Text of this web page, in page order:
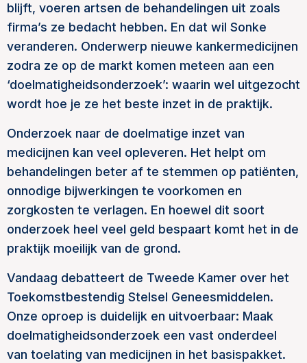
blijft, voeren artsen de behandelingen uit zoals
firma’s ze bedacht hebben. En dat wil Sonke
veranderen. Onderwerp nieuwe kankermedicijnen
zodra ze op de markt komen meteen aan een
‘doelmatigheidsonderzoek’: waarin wel uitgezocht
wordt hoe je ze het beste inzet in de praktijk.
Onderzoek naar de doelmatige inzet van
medicijnen kan veel opleveren. Het helpt om
behandelingen beter af te stemmen op patiënten,
onnodige bijwerkingen te voorkomen en
zorgkosten te verlagen. En hoewel dit soort
onderzoek heel veel geld bespaart komt het in de
praktijk moeilijk van de grond.
Vandaag debatteert de Tweede Kamer over het
Toekomstbestendig Stelsel Geneesmiddelen.
Onze oproep is duidelijk en uitvoerbaar: Maak
doelmatigheidsonderzoek een vast onderdeel
van toelating van medicijnen in het basispakket.